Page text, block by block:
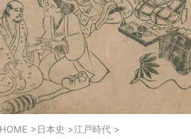
HOME >日本史 >江戸時代 >